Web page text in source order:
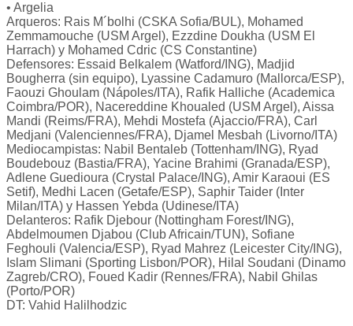
• Argelia
Arqueros: Rais M´bolhi (CSKA Sofia/BUL), Mohamed
Zemmamouche (USM Argel), Ezzdine Doukha (USM El
Harrach) y Mohamed Cdric (CS Constantine)
Defensores: Essaid Belkalem (Watford/ING), Madjid
Bougherra (sin equipo), Lyassine Cadamuro (Mallorca/ESP),
Faouzi Ghoulam (Nápoles/ITA), Rafik Halliche (Academica
Coimbra/POR), Nacereddine Khoualed (USM Argel), Aissa
Mandi (Reims/FRA), Mehdi Mostefa (Ajaccio/FRA), Carl
Medjani (Valenciennes/FRA), Djamel Mesbah (Livorno/ITA)
Mediocampistas: Nabil Bentaleb (Tottenham/ING), Ryad
Boudebouz (Bastia/FRA), Yacine Brahimi (Granada/ESP),
Adlene Guedioura (Crystal Palace/ING), Amir Karaoui (ES
Setif), Medhi Lacen (Getafe/ESP), Saphir Taider (Inter
Milan/ITA) y Hassen Yebda (Udinese/ITA)
Delanteros: Rafik Djebour (Nottingham Forest/ING),
Abdelmoumen Djabou (Club Africain/TUN), Sofiane
Feghouli (Valencia/ESP), Ryad Mahrez (Leicester City/ING),
Islam Slimani (Sporting Lisbon/POR), Hilal Soudani (Dinamo
Zagreb/CRO), Foued Kadir (Rennes/FRA), Nabil Ghilas
(Porto/POR)
DT: Vahid Halilhodzic